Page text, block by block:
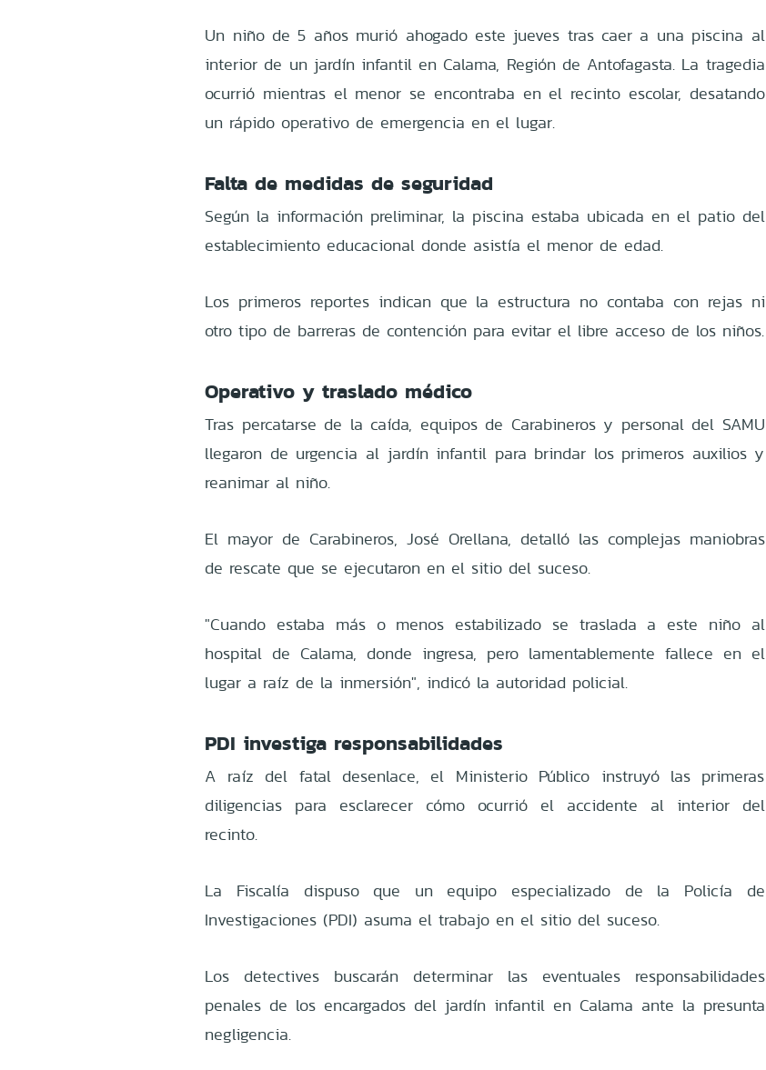
Un niño de 5 años murió ahogado este jueves tras caer a una piscina al
interior de un jardín infantil en Calama, Región de Antofagasta. La tragedia
ocurrió mientras el menor se encontraba en el recinto escolar, desatando
un rápido operativo de emergencia en el lugar.
Falta de medidas de seguridad
Según la información preliminar, la piscina estaba ubicada en el patio del
establecimiento educacional donde asistía el menor de edad.
Los primeros reportes indican que la estructura no contaba con rejas ni
otro tipo de barreras de contención para evitar el libre acceso de los niños.
Operativo y traslado médico
Tras percatarse de la caída, equipos de Carabineros y personal del SAMU
llegaron de urgencia al jardín infantil para brindar los primeros auxilios y
reanimar al niño.
El mayor de Carabineros, José Orellana, detalló las complejas maniobras
de rescate que se ejecutaron en el sitio del suceso.
"Cuando estaba más o menos estabilizado se traslada a este niño al
hospital de Calama, donde ingresa, pero lamentablemente fallece en el
lugar a raíz de la inmersión", indicó la autoridad policial.
PDI investiga responsabilidades
A raíz del fatal desenlace, el Ministerio Público instruyó las primeras
diligencias para esclarecer cómo ocurrió el accidente al interior del
recinto.
La Fiscalía dispuso que un equipo especializado de la Policía de
Investigaciones (PDI) asuma el trabajo en el sitio del suceso.
Los detectives buscarán determinar las eventuales responsabilidades
penales de los encargados del jardín infantil en Calama ante la presunta
negligencia.